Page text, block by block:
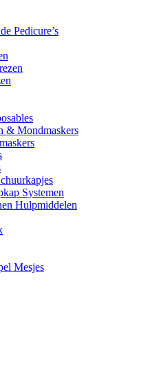
Pedicure’s
& Mondmaskers
Systemen
Hulpmiddelen
Mesjes